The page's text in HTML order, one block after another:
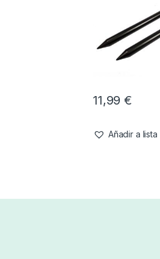
11,99€
Añadir a